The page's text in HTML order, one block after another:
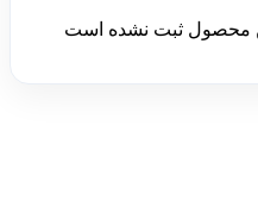
محصول ثبت نشده است